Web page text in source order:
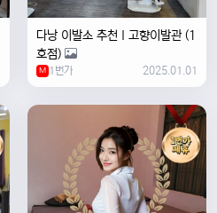
다낭 이발소 추천 I 고향이발관 (1
호점)
M 1번가 2025.01.01